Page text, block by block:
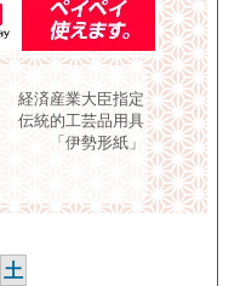
経済産業大臣指定
伝統的工芸品用具
「伊勢形紙」
土